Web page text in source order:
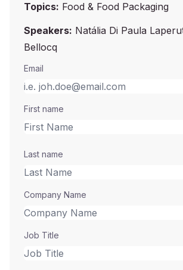
Topics: Food & Food Packaging
Speakers: Natália Di Paula
Bellocq
Email
First name
Last name
Company Name
Job Title